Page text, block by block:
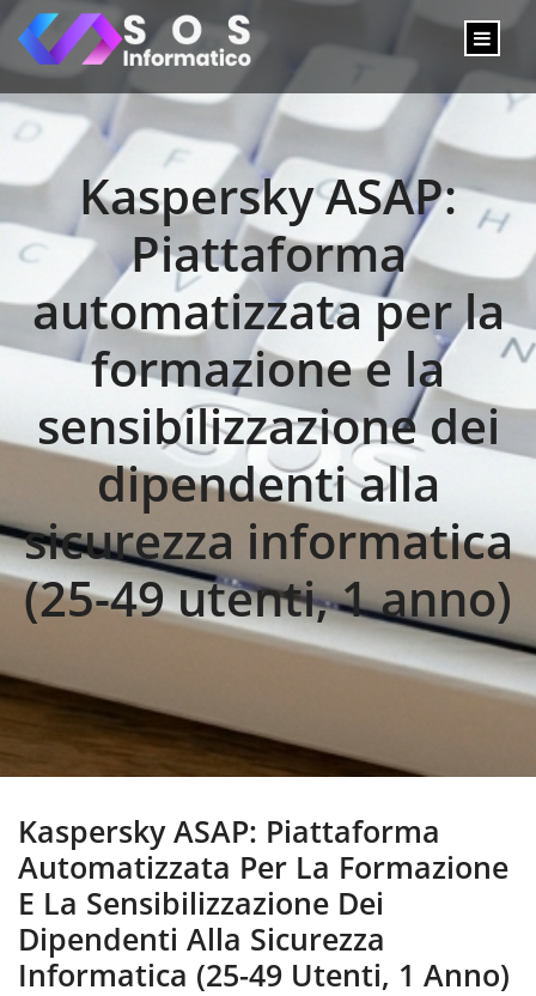
Kaspersky ASAP:
Piattaforma
automatizzata per la
formazione e la
sensibilizzazione dei
dipendenti alla
sicurezza informatica
(25-49 utenti, 1 anno)
Kaspersky ASAP: Piattaforma
Automatizzata Per La Formazione
E La Sensibilizzazione Dei
Dipendenti Alla Sicurezza
Informatica (25-49 Utenti, 1 Anno)